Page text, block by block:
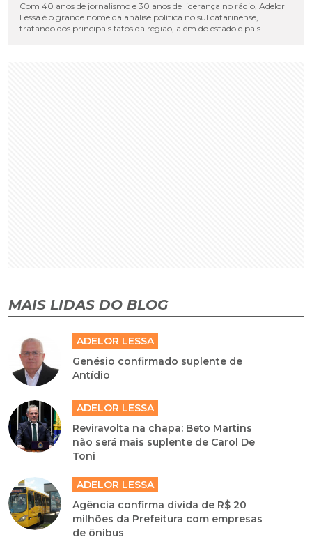
Com 40 anos de jornalismo e 30 anos de liderança no rádio, Adelor
Lessa é o grande nome da análise política no sul catarinense,
tratando dos principais fatos da região, além do estado e país.
MAIS LIDAS DO BLOG
ADELOR LESSA
Genésio confirmado suplente de
Antídio
ADELOR LESSA
Reviravolta na chapa: Beto Martins
não será mais suplente de Carol De
Toni
ADELOR LESSA
Agência confirma dívida de R$ 20
milhões da Prefeitura com empresas
de ônibus